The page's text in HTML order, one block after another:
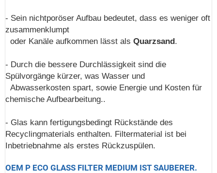
- Sein nichtporöser Aufbau bedeutet, dass es weniger oft
zusammenklumpt
oder Kanäle aufkommen lässt als Quarzsand.
- Durch die bessere Durchlässigkeit sind die
Spülvorgänge kürzer, was Wasser und
Abwasserkosten spart, sowie Energie und Kosten für
chemische Aufbearbeitung..
- Glas kann fertigungsbedingt Rückstände des
Recyclingmaterials enthalten. Filtermaterial ist bei
Inbetriebnahme als erstes Rückzuspülen.
OEM P ECO GLASS FILTER MEDIUM IST SAUBERER.